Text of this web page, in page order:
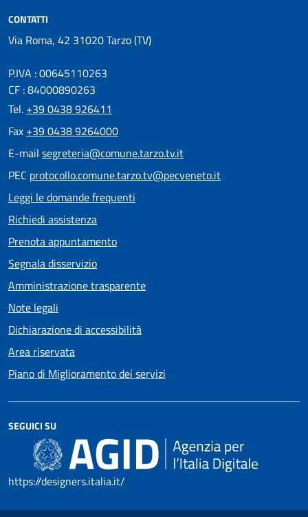
CONTATTI
Via Roma, 42 31020 Tarzo (TV)
P.IVA : 00645110263
CF : 84000890263
Tel. +39 0438 926411
Fax +39 0438 9264000
E-mail segreteria@comune.tarzo.tv.it
PEC protocollo.comune.tarzo.tv@pecveneto.it
Leggi le domande frequenti
Richiedi assistenza
Prenota appuntamento
Segnala disservizio
Amministrazione trasparente
Note legali
Dichiarazione di accessibilità
Area riservata
Piano di Miglioramento dei servizi
SEGUICI SU
https://designers.italia.it/